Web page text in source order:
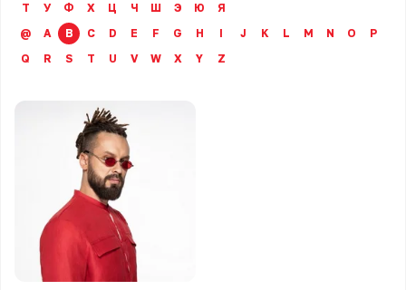
Т
У Ф Х Ц Ч Ш Э Ю
Я
@
A B C D E F G H I J K L M N O
P
Q
R S T U V W X Y Z